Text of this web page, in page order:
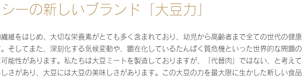
ーの新しいブランド「大豆力」
維をはじめ、大切な栄養素がとても多く含まれており、幼児から高齢者まで全ての世代の健康
そしてまた、深刻化する気候変動や、顕在化しているたんぱく質危機といった世界的な問題の
能性があります。私たちは大豆ミートを製造しておりますが、「代替肉」ではない、と考えて
さがあり、大豆には大豆の美味しさがあります。この大豆の力を最大限に生かした新しい食品